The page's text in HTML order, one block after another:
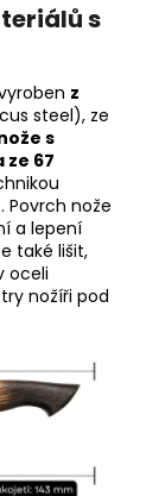
s
z
steel), ze
s
67
Povrch nože
a lepení
také lišit,
oceli
nožíři pod